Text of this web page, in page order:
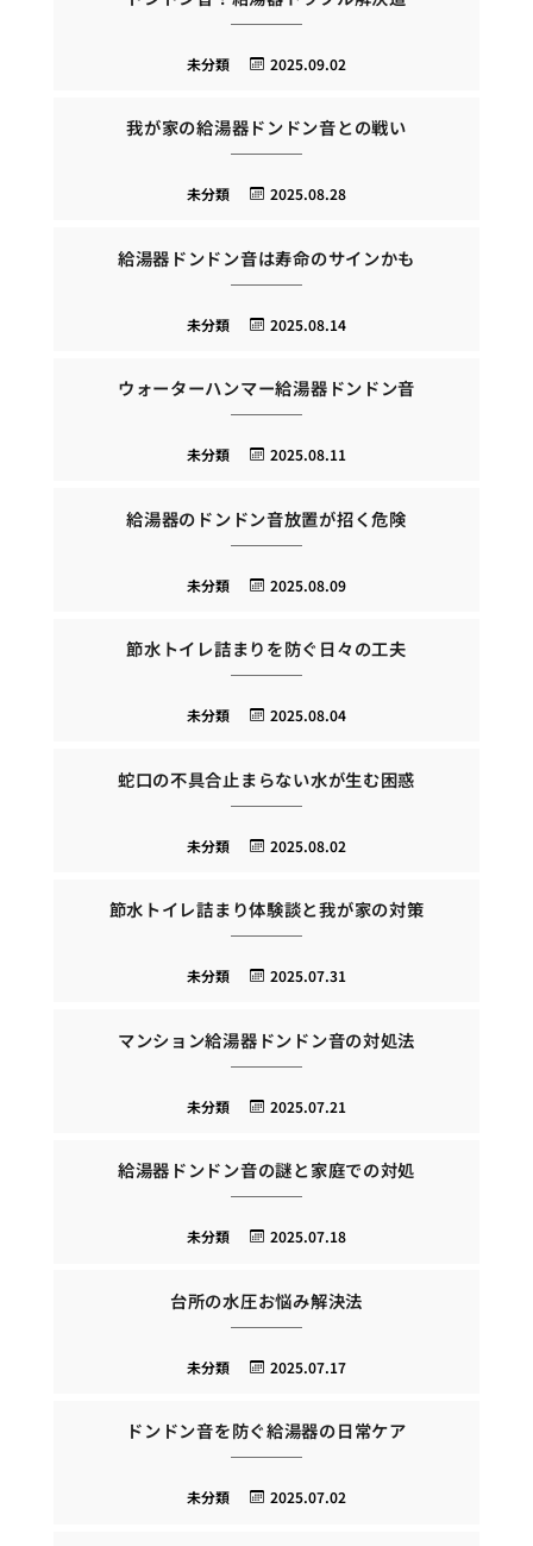
2025.09.02
未分類
我が家の給湯器ドンドン音との戦い
2025.08.28
未分類
給湯器ドンドン音は寿命のサインかも
2025.08.14
未分類
ウォーターハンマー給湯器ドンドン音
2025.08.11
未分類
給湯器のドンドン音放置が招く危険
2025.08.09
未分類
節水トイレ詰まりを防ぐ日々の工夫
2025.08.04
未分類
蛇口の不具合止まらない水が生む困惑
2025.08.02
未分類
節水トイレ詰まり体験談と我が家の対策
2025.07.31
未分類
マンション給湯器ドンドン音の対処法
2025.07.21
未分類
給湯器ドンドン音の謎と家庭での対処
2025.07.18
未分類
台所の水圧お悩み解決法
2025.07.17
未分類
ドンドン音を防ぐ給湯器の日常ケア
2025.07.02
未分類